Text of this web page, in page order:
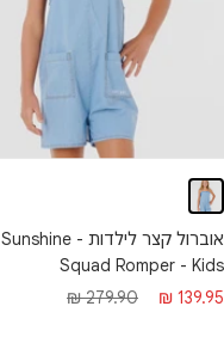
אוברול קצר לילדות - Sunshine
Squad Romper - Kids
מחיר
139.95 ₪
מחיר
279.90 ₪